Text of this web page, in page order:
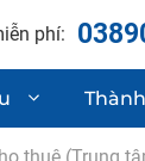
phí: